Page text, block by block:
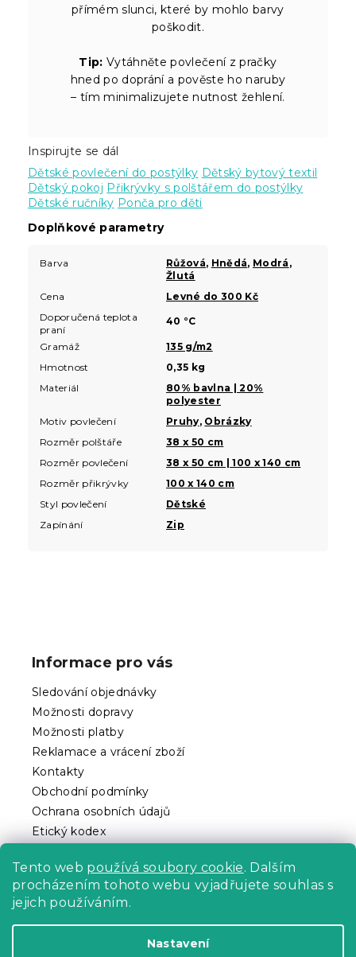
Tento web používá soubory cookie. Dalším
procházením tohoto webu vyjadřujete souhlas s
jejich používáním.
Nastavení
přímém slunci, které by mohlo barvy
poškodit.
Tip: Vytáhněte povlečení z pračky
hned po doprání a pověste ho naruby
– tím minimalizujete nutnost žehlení.
Inspirujte se dál
Dětské povlečení do postýlky Dětský bytový textil
Dětský pokoj Přikrývky s polštářem do postýlky
Dětské ručníky Ponča pro děti
Doplňkové parametry
Barva Růžová, Hnědá, Modrá ,
Žlutá
Cena
Levné do 300 Kč
Doporučená teplota
praní
40 °C
Gramáž
135 g/m2
Hmotnost
0,35 kg
Materiál
80% bavlna | 20%
polyester
Motiv povlečení
Pruhy, Obrázky
Rozměr polštáře
38 x 50 cm
Rozměr povlečení
38 x 50 cm | 100 x 140 cm
Rozměr přikrývky
100 x 140 cm
Styl povlečení
Dětské
Zapínání
Zip
Informace pro vás
Sledování objednávky
Možnosti dopravy
Možnosti platby
Reklamace a vrácení zboží
Kontakty
Obchodní podmínky
Ochrana osobních údajů
Etický kodex